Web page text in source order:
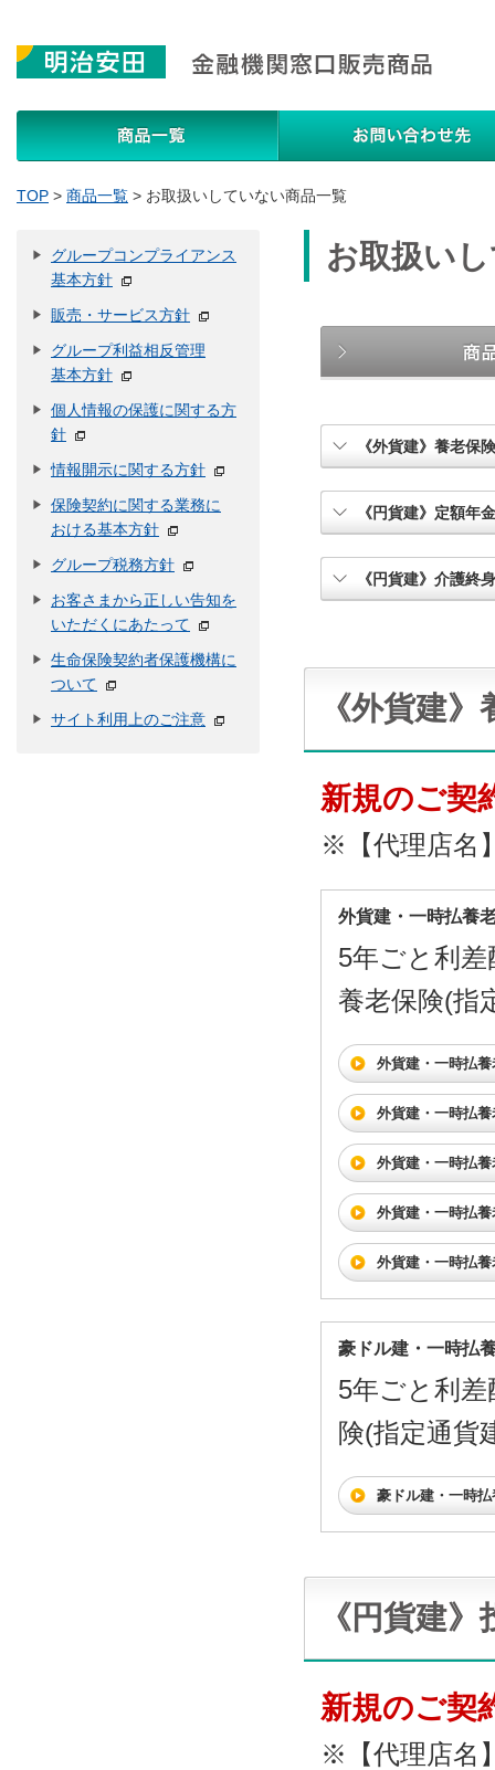
TOP > 商品一覧 > お取扱いしていない商品一覧
お取扱い
《外貨建》養老保険
《円貨建》定額年
《円貨建》介護終
《外貨建
新規のご契
※【代理店名
外貨建・一時払養
5年ごと利
養老保険(指
外貨建・一時払養
外貨建・一時払
外貨建・一時払
外貨建・一時払
外貨建・一時払
豪ドル建・一時払
5年ごと利
険(指定通貨
豪ドル建・一時
《円貨建
新規のご契
※【代理店名
グループコンプライアンス
基本方針
販売・サービス方針
グループ利益相反管理
基本方針
個人情報の保護に関する方
針
情報開示に関する方針
保険契約に関する業務に
おける基本方針
グループ税務方針
お客さまから正しい告知を
いただくにあたって
生命保険契約者保護機構に
ついて
サイト利用上のご注意